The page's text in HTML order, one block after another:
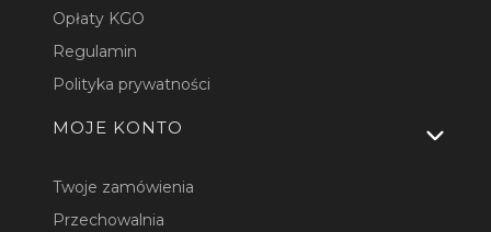
Opłaty KGO
Regulamin
Polityka prywatności
MOJE KONTO
Twoje zamówienia
Przechowalnia